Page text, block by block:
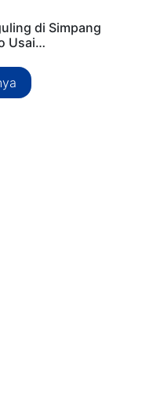
di Simpang
Usai…